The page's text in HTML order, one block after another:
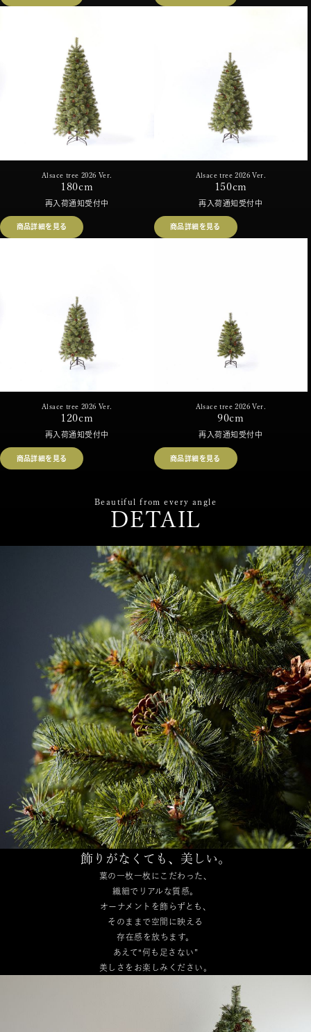
Alsace tree 2026 Ver.
180cm
再入荷通知受付中
商品詳細を見る
Alsace tree 2026 Ver.
150cm
再入荷通知受付中
商品詳細を見る
Alsace tree 2026 Ver.
120cm
再入荷通知受付中
商品詳細を見る
Alsace tree 2026 Ver.
90cm
再入荷通知受付中
商品詳細を見る
Beautiful from every angle
DETAIL
まるで本物。
最高級のクリスマスツリー。
飾りがなくても、美しい。
葉の一枚一枚にこだわった、
繊細でリアルな質感。
オーナメントを飾らずとも、
そのままで空間に映える
存在感を放ちます。
あえて“何も足さない”
美しさをお楽しみください。